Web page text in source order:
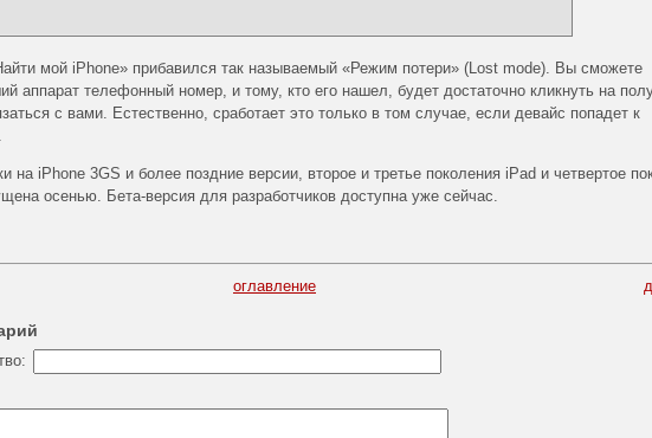
мой iPhone» прибавился так называемый «Режим потери» (Lost mode). Вы сможете
аппарат телефонный номер, и тому, кто его нашел, будет достаточно кликнуть на
с вами. Естественно, сработает это только в том случае, если девайс попадет к
на iPhone 3GS и более поздние версии, второе и третье поколения iPad и четвертое
осенью. Бета-версия для разработчиков доступна уже сейчас.
оглавление